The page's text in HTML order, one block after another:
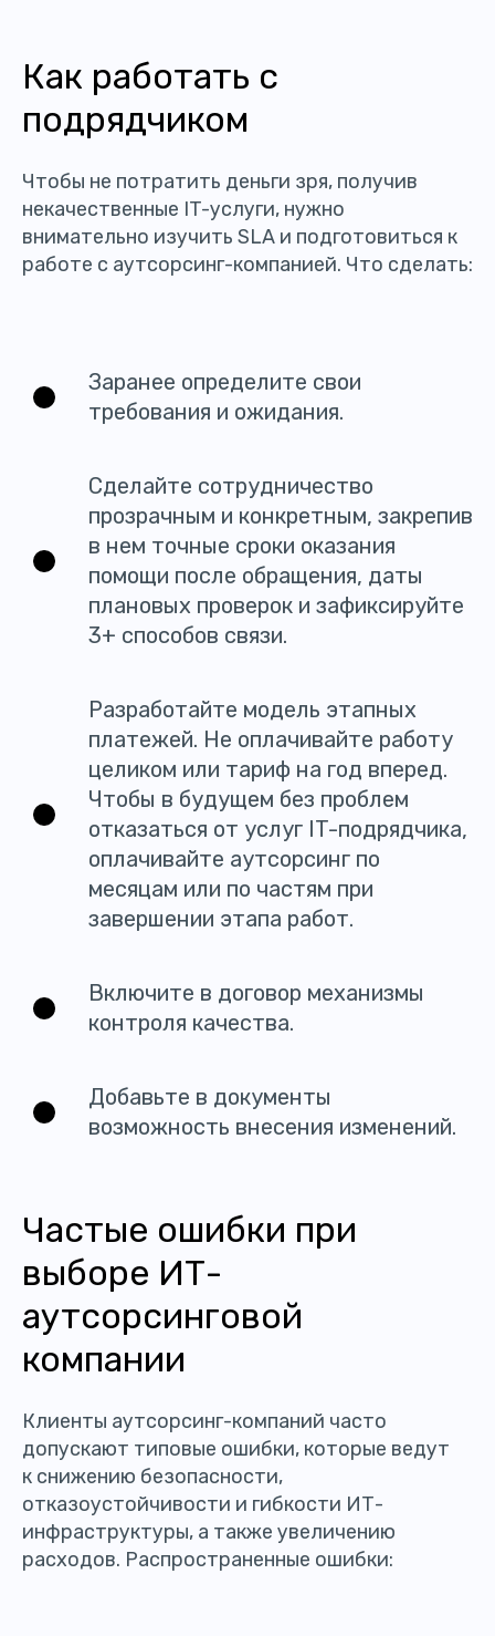
Как работать с
подрядчиком
Чтобы не потратить деньги зря, получив
некачественные IT-услуги, нужно
внимательно изучить SLA и подготовиться к
работе с аутсорсинг-компанией. Что сделать:
Заранее определите свои
требования и ожидания.
Сделайте сотрудничество
прозрачным и конкретным, закрепив
в нем точные сроки оказания
помощи после обращения, даты
плановых проверок и зафиксируйте
3+ способов связи.
Разработайте модель этапных
платежей. Не оплачивайте работу
целиком или тариф на год вперед.
Чтобы в будущем без проблем
отказаться от услуг IT-подрядчика,
оплачивайте аутсорсинг по
месяцам или по частям при
завершении этапа работ.
Включите в договор механизмы
контроля качества.
Добавьте в документы
возможность внесения изменений.
Частые ошибки при
выборе ИТ-
аутсорсинговой
компании
Клиенты аутсорсинг-компаний часто
допускают типовые ошибки, которые ведут
к снижению безопасности,
отказоустойчивости и гибкости ИТ-
инфраструктуры, а также увеличению
расходов. Распространенные ошибки: